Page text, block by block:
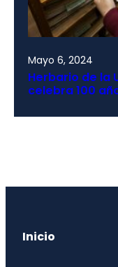
Mayo 6, 2024
Herbario de la
celebra 100
Inicio